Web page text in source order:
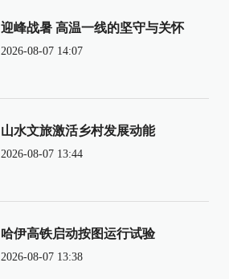
迎峰战暑 高温一线的坚守与关怀
2026-08-07 14:07
山水文旅激活乡村发展动能
2026-08-07 13:44
哈伊高铁启动按图运行试验
2026-08-07 13:38